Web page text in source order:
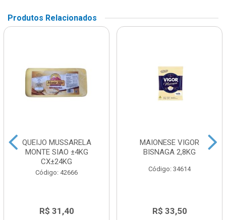
Produtos Relacionados
QUEIJO MUSSARELA
MONTE SIAO ±4KG
CX±24KG
Código: 42666
R$ 31,40
MAIONESE VIGOR
BISNAGA 2,8KG
Código: 34614
R$ 33,50